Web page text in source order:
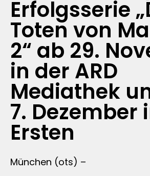
Erfolgsserie
Toten von
2“ ab 29.
in der ARD
Mediathek
7. Dezember
Ersten
München (ots) –